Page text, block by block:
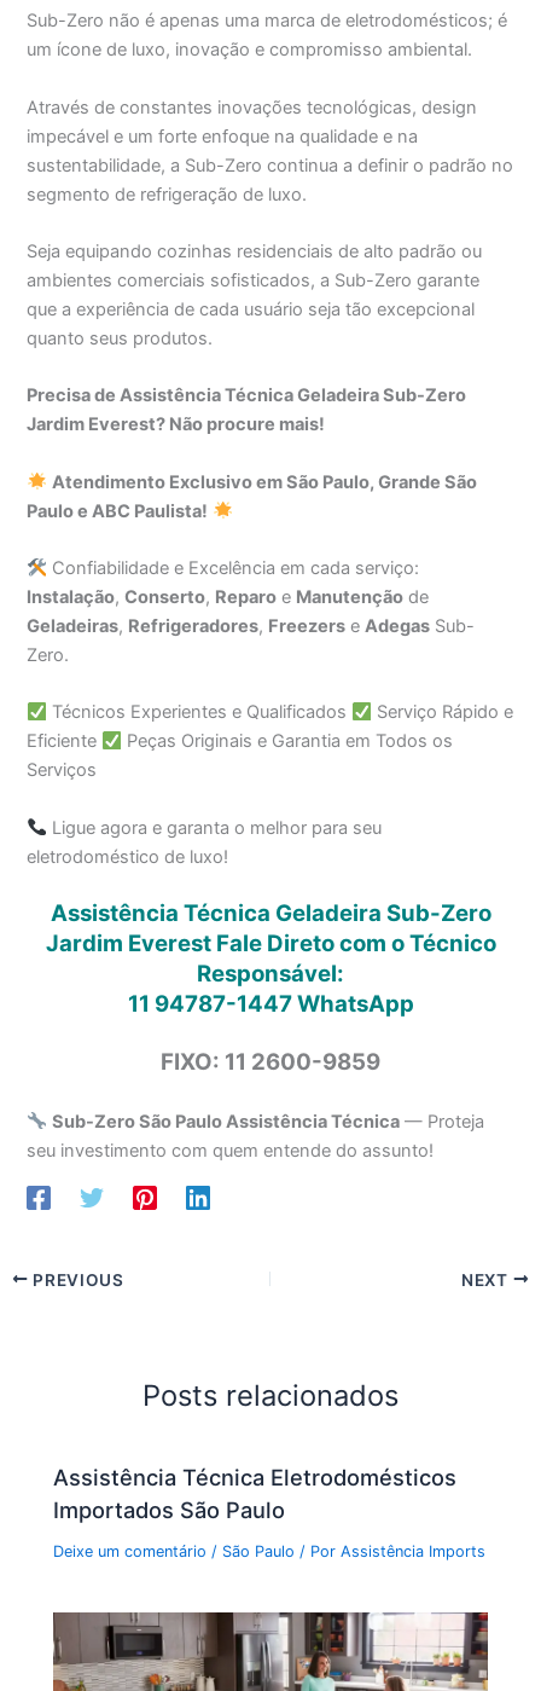
Sub-Zero não é apenas uma marca de eletrodomésticos; é
um ícone de luxo, inovação e compromisso ambiental.
Através de constantes inovações tecnológicas, design
impecável e um forte enfoque na qualidade e na
sustentabilidade, a Sub-Zero continua a definir o padrão no
segmento de refrigeração de luxo.
Seja equipando cozinhas residenciais de alto padrão ou
ambientes comerciais sofisticados, a Sub-Zero garante
que a experiência de cada usuário seja tão excepcional
quanto seus produtos.
Precisa de Assistência Técnica Geladeira Sub-Zero
Jardim Everest? Não procure mais!
Atendimento Exclusivo em São Paulo, Grande São
Paulo e ABC Paulista!
Confiabilidade e Excelência em cada serviço:
Instalação,Conserto, Reparo e Manutenção de
Geladeiras, Refrigeradores, Freezers eAdegas Sub-
Zero.
Técnicos Experientes e Qualificados
Serviço Rápido e
Eficiente
Peças Originais e Garantia em Todos os
Serviços
Ligue agora e garanta o melhor para seu
eletrodoméstico de luxo!
Assistência Técnica Geladeira Sub-Zero
Jardim Everest Fale Direto com o Técnico
Responsável:
11 94787-1447WhatsApp
FIXO: 11 2600-9859
Sub-Zero São Paulo Assistência Técnica — Proteja
seu investimento com quem entende do assunto!
PREVIOUS NEXT
Posts relacionados
Assistência Técnica Eletrodomésticos
Importados São Paulo
Deixe um comentário / São Paulo / PorAssistência Imports